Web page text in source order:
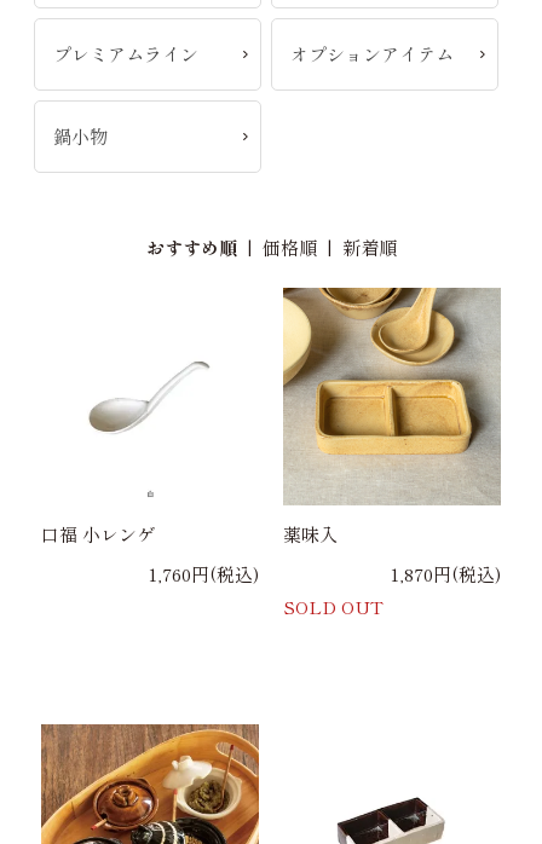
プレミアムライン オプションアイテム
鍋小物
おすすめ順| 価格順| 新着順
口福 小レンゲ
1,760円(税込)
薬味入
1,870円(税込)
SOLD OUT